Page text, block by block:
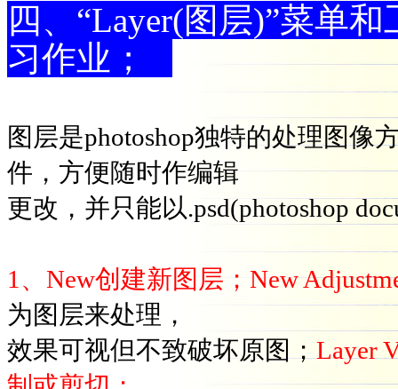
四、“Layer(图层)”菜单
习作业；
图层是photoshop独特的处理图像
件，方便随时作编辑
更改，并只能以.psd(photoshop
1、New创建新图层；New
为图层来处理，
效果可视但不致破坏原图； Layer